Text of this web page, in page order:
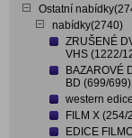
Ostatní
nabídky(2740)
ZRUŠENÉ
VHS (1222/
BAZAROVÉ
BD (699/699)
western
FILM X (254/
EDICE